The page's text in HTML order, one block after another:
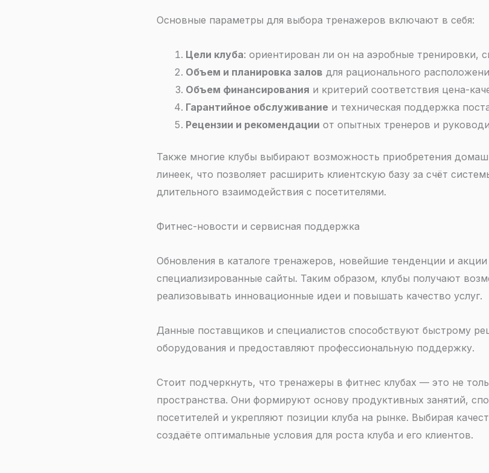
Основные параметры для выбора тренажеров включают в себя:
Цели клуба: ориентирован ли он на аэробные тренировки,
Объем и планировка залов для рационального
Объем финансирования и критерий соответствия цена-
Гарантийное обслуживаниеи техническая поддержка
Рецензии и рекомендации от опытных тренеров и
Также многие клубы выбирают возможность приобретения
линеек, что позволяет расширить клиентскую базу за счёт
длительного взаимодействия с посетителями.
Фитнес-новости и сервисная поддержка
Обновления в каталоге тренажеров, новейшие тенденции и
специализированные сайты. Таким образом, клубы получают
реализовывать инновационные идеи и повышать качество услуг.
Данные поставщиков и специалистов способствуют быстрому
оборудования и предоставляют профессиональную поддержку.
Стоит подчеркнуть, что тренажеры в фитнес клубах — это не
пространства. Они формируют основу продуктивных занятий,
посетителей и укрепляют позиции клуба на рынке. Выбирая
создаёте оптимальные условия для роста клуба и его клиентов.